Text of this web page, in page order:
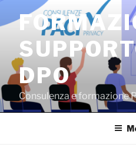
contenuto
DPO
Consulenza e formazione